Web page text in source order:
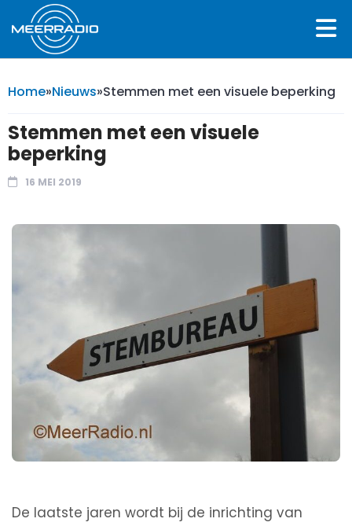
Home»Nieuws»Stemmen met een visuele beperking
Stemmen met een visuele
beperking
16 MEI 2019
De laatste jaren wordt bij de inrichting van